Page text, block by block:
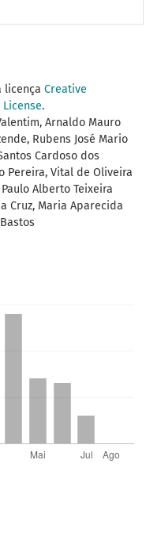
licença Creative
.
Arnaldo Mauro
Rubens José Mario
Cardoso dos
Pereira, Vital de Oliveira
Alberto Teixeira
Cruz, Maria Aparecida